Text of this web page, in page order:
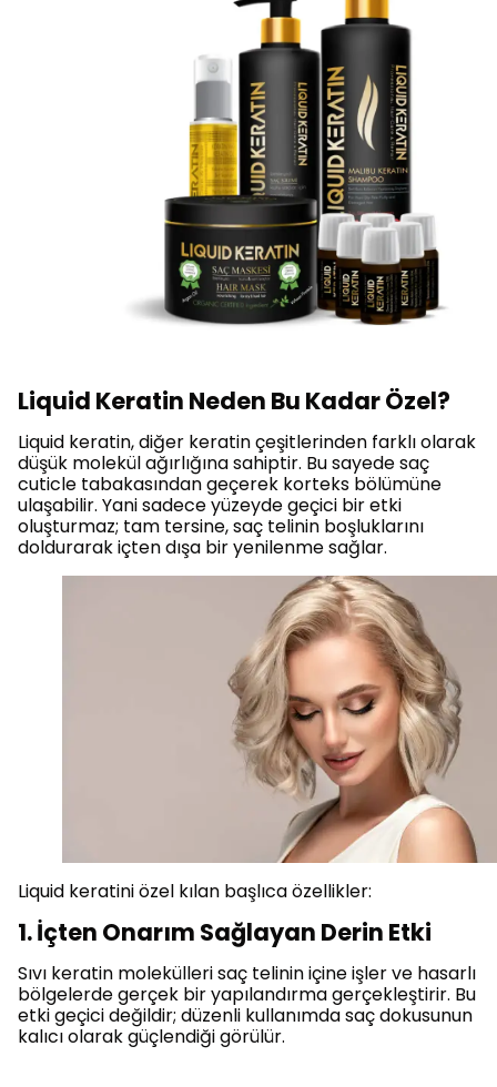
Liquid Keratin Neden Bu Kadar Özel?
Liquid keratin, diğer keratin çeşitlerinden farklı olarak
düşük molekül ağırlığına sahiptir. Bu sayede saç
cuticle tabakasından geçerek korteks bölümüne
ulaşabilir. Yani sadece yüzeyde geçici bir etki
oluşturmaz; tam tersine, saç telinin boşluklarını
doldurarak içten dışa bir yenilenme sağlar.
Liquid keratini özel kılan başlıca özellikler:
1. İçten Onarım Sağlayan Derin Etki
Sıvı keratin molekülleri saç telinin içine işler ve hasarlı
bölgelerde gerçek bir yapılandırma gerçekleştirir. Bu
etki geçici değildir; düzenli kullanımda saç dokusunun
kalıcı olarak güçlendiği görülür.